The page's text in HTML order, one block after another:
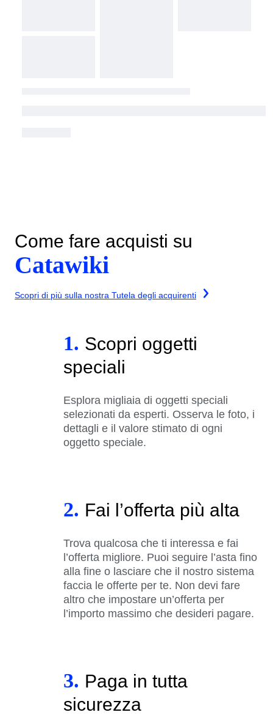
Come fare acquisti su
Catawiki
Scopri di più sulla nostra Tutela degli acquirenti
1. Scopri oggetti
speciali
Esplora migliaia di oggetti speciali
selezionati da esperti. Osserva le foto, i
dettagli e il valore stimato di ogni
oggetto speciale.
2. Fai l’offerta più alta
Trova qualcosa che ti interessa e fai
l’offerta migliore. Puoi seguire l’asta fino
alla fine o lasciare che il nostro sistema
faccia le offerte per te. Non devi fare
altro che impostare un’offerta per
l’importo massimo che desideri pagare.
3. Paga in tutta
sicurezza